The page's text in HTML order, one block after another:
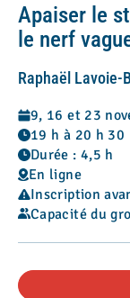
Apaiser le
le nerf
Raphaël Lavoie-
9, 16 et 23
19 h à 20 h 30
Durée : 4,5 h
En ligne
Inscription
Capacité du